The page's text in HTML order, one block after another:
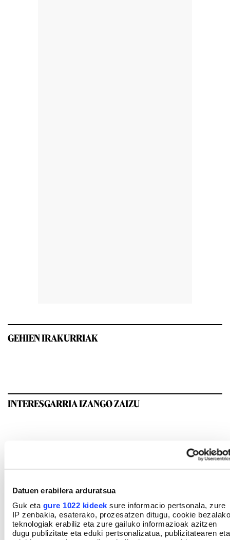
Datuen erabilera arduratsua
Guk eta gure 1022 kideek sure informacio pertsonala, zure
IP zenbakia, esaterako, prozesatzen ditugu, cookie bezalako
teknologiak erabiliz eta zure gailuko informazioak azitzen
dugu publizitate eta eduki pertsonalizatua, publizitatearen eta
GEHIEN IRAKURRIAK
INTERESGARRIA IZANGO ZAIZU